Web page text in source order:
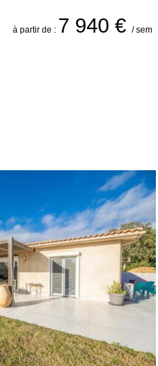
à partir de : 7 940 € / sem